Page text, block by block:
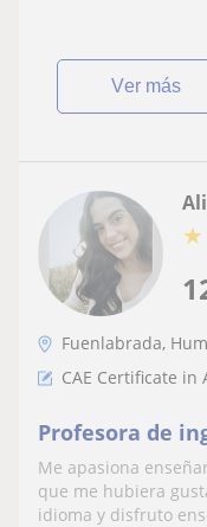
ver más
★
Fuenlabrada,
CAE Certificate in
Profesora de
Me apasiona
que me hubiera
idioma y disfruto